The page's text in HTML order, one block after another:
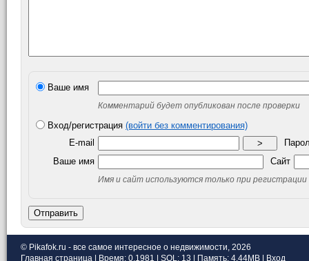
Ваше имя
Комментарий будет опубликован после проверки
Вход/регистрация (войти без комментирования)
E-mail
>
Ваше имя
Сайт
Имя и сайт используются только при регистрации
Отправить
© Pikafok.ru - все самое интересное о недвижимости, 2026
Главная страница | Время: 0.1981 | SQL: 13 | Память: 4.44MB Вход